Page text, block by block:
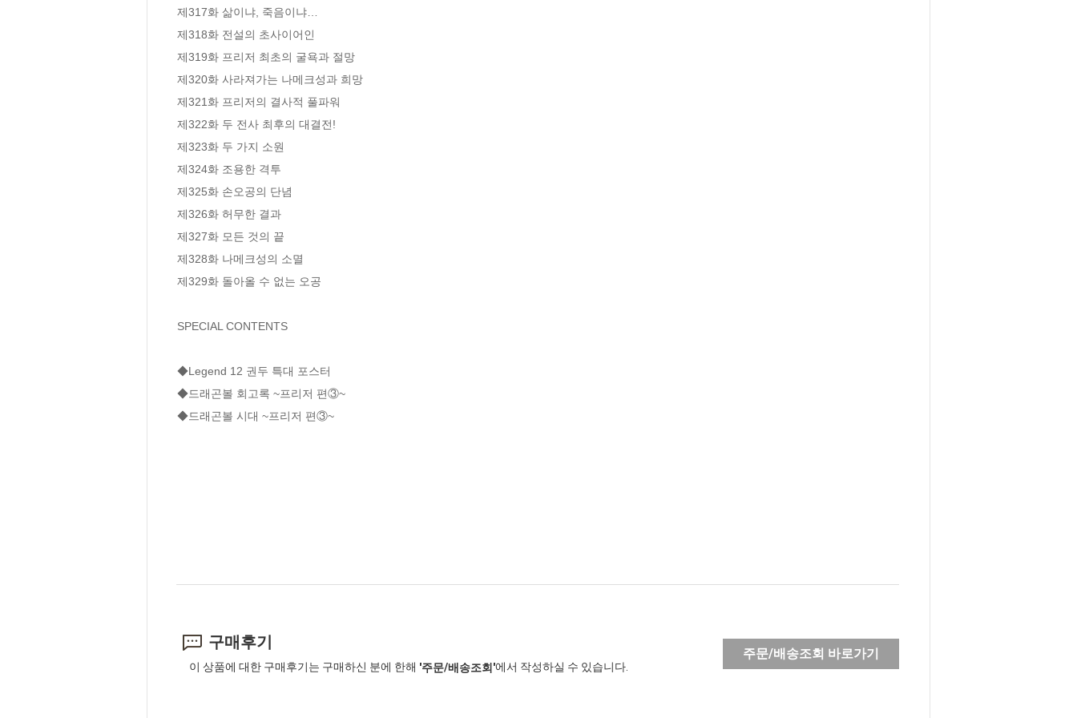
제317화 삶이냐, 죽음이냐…
제318화 전설의 초사이어인
제319화 프리저 최초의 굴욕과 절망
제320화 사라져가는 나메크성과 희망
제321화 프리저의 결사적 풀파워
제322화 두 전사 최후의 대결전!
제323화 두 가지 소원
제324화 조용한 격투
제325화 손오공의 단념
제326화 허무한 결과
제327화 모든 것의 끝
제328화 나메크성의 소멸
제329화 돌아올 수 없는 오공
SPECIAL CONTENTS
◆Legend 12 권두 특대 포스터
◆드래곤볼 회고록 ~프리저 편③~
◆드래곤볼 시대 ~프리저 편③~
구매후기
이 상품에 대한 구매후기는 구매하신 분에 한해 '주문/배송조회'에서 작성하실 수 있습니다.
주문/배송조회 바로가기